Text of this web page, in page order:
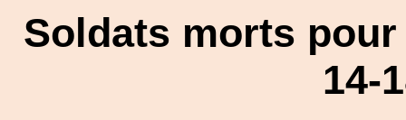
Soldats morts pour
14-